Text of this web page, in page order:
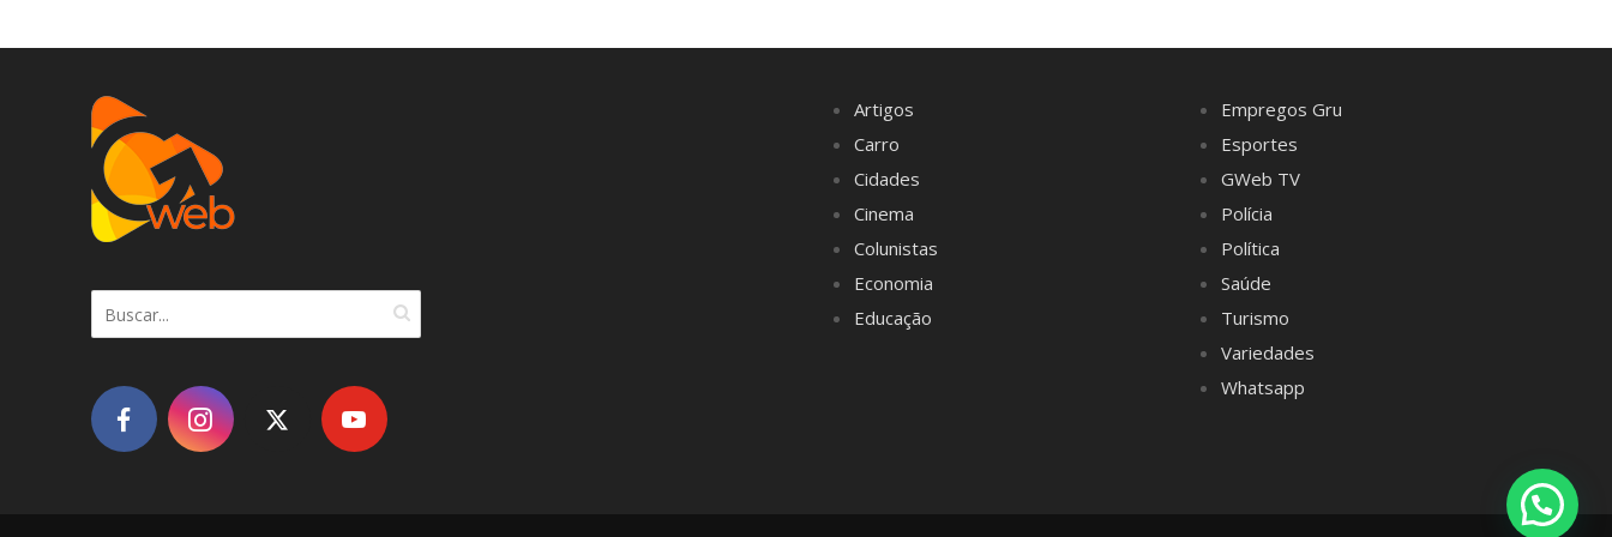
Artigos
Carro
Cidades
Cinema
Colunistas
Economia
Educação
Empregos Gru
Esportes
GWeb TV
Polícia
Política
Saúde
Turismo
Variedades
Whatsapp